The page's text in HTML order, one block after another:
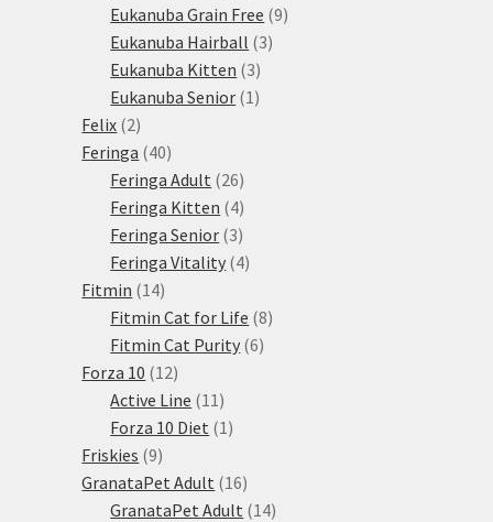
produktů
Eukanuba Grain Free 99
Eukanuba Hairball 33
Eukanuba Kitten 33
produkty
Eukanuba Senior 1 1
Felix 22
produkty
Feringa 4040
produktů
Feringa Adult 2626
produktů
Feringa Kitten 44
produkty
Feringa Senior 33
produkty
Feringa Vitality 44
Fitmin 1414
produktů
Fitmin Cat for Life 88
Fitmin Cat Purity 66
Forza 10 1212
produktů
Active Line 11 11
produktů
Forza 10 Diet 1 1
Friskies 99
produktů
GranataPet Adult 1616
produktů
GranataPet Adult 1414